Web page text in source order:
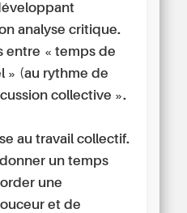
analyse critique.
entre « temps de
» (au rythme de
collective ».
au travail collectif.
un temps
une
et de